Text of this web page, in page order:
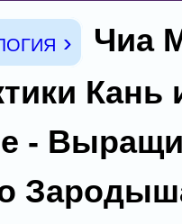
›
Чиа
Кань
-